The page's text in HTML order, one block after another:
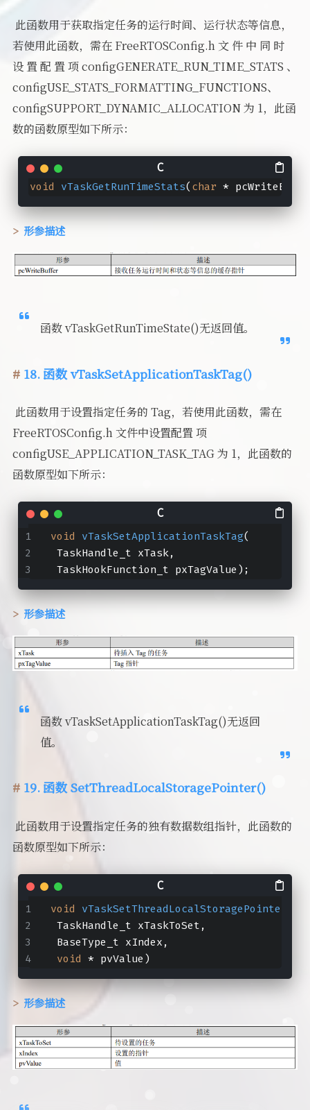
​ 此函数用于获取指定任务的运行时间、运行状态等信息，
若使用此函数，需在 FreeRTOSConfig.h 文 件 中 同 时
设 置 配 置 项 configGENERATE_RUN_TIME_STATS 、
configUSE_STATS_FORMATTING_FUNCTIONS、
configSUPPORT_DYNAMIC_ALLOCATION 为 1，此函
数的函数原型如下所示：
void vTaskGetRunTimeStats( char *
形参描述
函数 vTaskGetRunTimeState()无返回值。
18. 函数 vTaskSetApplicationTaskTag()
​ 此函数用于设置指定任务的 Tag，若使用此函数，需在
FreeRTOSConfig.h 文件中设置配置 项
configUSE_APPLICATION_TASK_TAG 为 1，此函数的
函数原型如下所示：
void vTaskSetApplicationTaskTag(
TaskHandle_t xTask,
TaskHookFunction_t pxTagValue) ;
形参描述
函数 vTaskSetApplicationTaskTag()无返回
值。
19. 函数 SetThreadLocalStoragePointer()
​ 此函数用于设置指定任务的独有数据数组指针，此函数的
函数原型如下所示：
void vTaskSetThreadLocalStoragePointer
TaskHandle_t xTaskToSet,
BaseType_t xIndex,
void * pvValue)
形参描述